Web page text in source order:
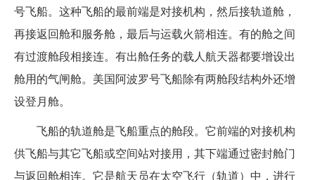
号飞船。这种飞船的最前端是对接机构，然后接轨道舱，
再接返回舱和服务舱，最后与运载火箭相连。有的舱之间
有过渡舱段相接连。有出舱任务的载人航天器都要增设出
舱用的气闸舱。美国阿波罗号飞船除有两舱段结构外还增
设登月舱。
飞船的轨道舱是飞船重点的舱段。它前端的对接机构
供飞船与其它飞船或空间站对接用，其下端通过密封舱门
与返回舱相连。它是航天员在太空飞行（轨道）中，进行